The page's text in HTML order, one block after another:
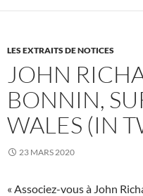
LES EXTRAITS DE NOTICES
JOHN
BONNIN,
WALES (IN
23 MARS 2020
« Associez-vous à John